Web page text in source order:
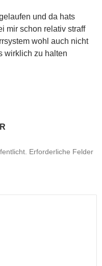
und da hats
mir schon relativ straff
wohl auch nicht
wirklich zu halten
Erforderliche Felder